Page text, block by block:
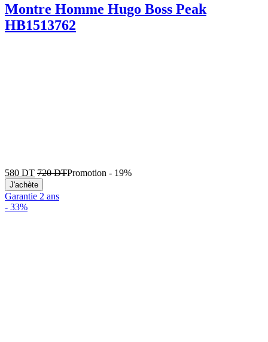
Montre Homme Hugo Boss Peak
HB1513762
580 DT 720DTPromotion - 19%
J'achète
Garantie 2 ans
- 33%